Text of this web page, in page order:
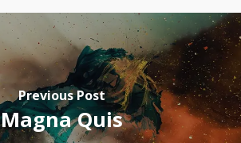
Previous Post
Magna Quis